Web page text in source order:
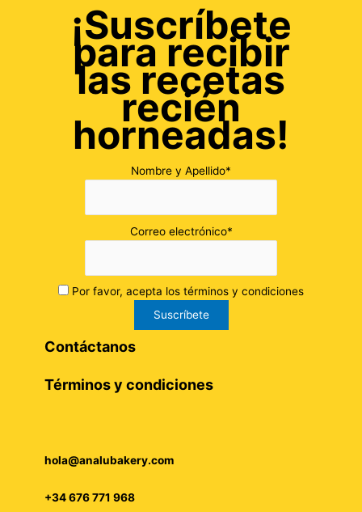
¡Suscríbete
para recibir
las recetas
recién
horneadas!
Nombre y Apellido*
Correo electrónico*
Por favor, acepta los términos y condiciones
Contáctanos
Términos y condiciones
hola@analubakery.com
+34 676 771 968